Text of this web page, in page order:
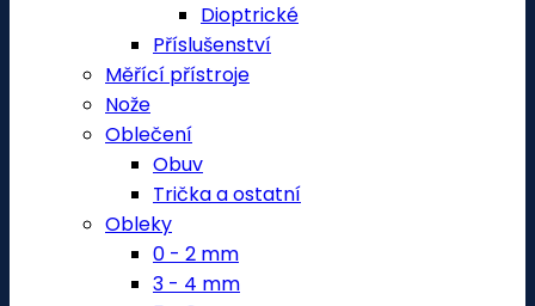
Dioptrické
Příslušenství
Měřící přístroje
Nože
Oblečení
Obuv
Trička a ostatní
Obleky
0 - 2 mm
3 - 4 mm